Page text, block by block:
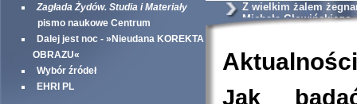
Zagłada Żydów. Studia i Materiały
pismo naukowe Centrum
Dalej jest noc - »Nieudana KOREKTA
OBRAZU«
Wybór źródeł
EHRI PL
Z wielkim żalem
Michała Głowińskiego
Aktualności
Jak